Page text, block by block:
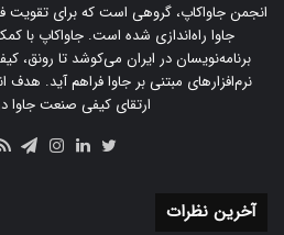
انجمن جاواکاپ، گروهی است که برای تقویت
جاوا راه‌اندازی شده است. جاواکاپ با کمک
برنامه‌نویسان در ایران می‌کوشد تا
نرم‌افزارهای مبتنی بر جاوا فراهم آید.
ارتقای کیفی صنعت جاوا
آخرین نظرات